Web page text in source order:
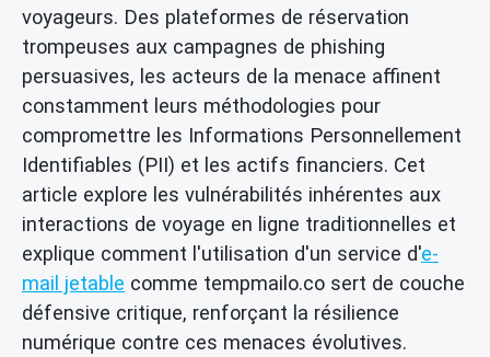
voyageurs. Des plateformes de réservation
trompeuses aux campagnes de phishing
persuasives, les acteurs de la menace affinent
constamment leurs méthodologies pour
compromettre les Informations Personnellement
Identifiables (PII) et les actifs financiers. Cet
article explore les vulnérabilités inhérentes aux
interactions de voyage en ligne traditionnelles et
explique comment l'utilisation d'un service d'e-
mail jetable comme tempmailo.co sert de couche
défensive critique, renforçant la résilience
numérique contre ces menaces évolutives.